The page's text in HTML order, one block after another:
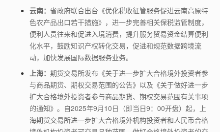
云南： 省政府联合出台《优化税收征管服务促进云南高原特
色农产品出口若干措施》，进一步完善相关保税监管制度，
便利人员往来和促进入境消费，提升服务贸易资金结算便利
化水平，鼓励知识产权转化交易，促进和规范数据跨境流
动，加快发展国际数据服务业务。
上海： 期货交易所发布《关于进一步扩大合格境外投资者参
与商品期货、期权交易范围的公告》以及《关于做好进一步
扩大合格境外投资者参与商品期货、期权交易范围有关事项
的通知》。自2025年9月10日（即当日9： 00开盘）起，上
海期货交易所进一步扩大合格境外机构投资者和人民币合格